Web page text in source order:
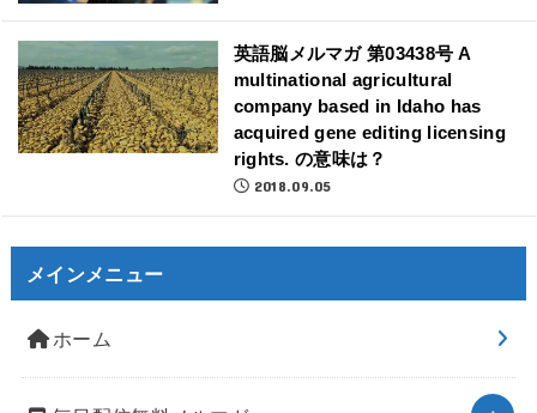
英語脳メルマガ 第03438号 A
multinational agricultural
company based in Idaho has
acquired gene editing licensing
rights. の意味は？
2018.09.05
メインメニュー
ホーム